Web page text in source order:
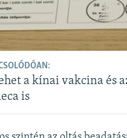
a kínai vakcina és
is